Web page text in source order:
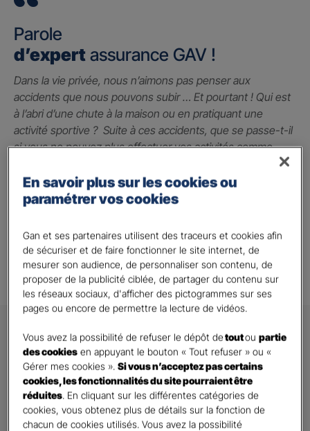
Parole
d’expert assurance GAV !
Dans la vie privée, nous n’aimons pas penser aux
accidents que nous pouvons subir … Et pourtant ! Qui est
à l’abri d’une chute à la maison ou en pratiquant une
activité sportive ? Suite à ces accidents, que se passe-t-il
si vous ne pouvez plus effectuer vos activités comme
contrat qui peut vous indemniser à hauteur du préjudice
subi grâce à un capital qui vous permet de faire face
Alison A.
DEMANDE DE DEVIS
Prenez 2 minutes pour remplir ce rapide questionnaire afin
que l’agence sélectionnée vous recontacte rapidement
pour finaliser l’étude précise de votre besoin
En savoir plus sur les cookies ou
paramétrer vos cookies
Gan et ses partenaires utilisent des traceurs et cookies afin
de sécuriser et de faire fonctionner le site internet, de
mesurer son audience, de personnaliser son contenu, de
proposer de la publicité ciblée, de partager du contenu sur
les réseaux sociaux, d'afficher des pictogrammes sur ses
pages ou encore de permettre la lecture de vidéos.
Vous avez la possibilité de refuser le dépôt detoutoupartie
des cookies en appuyant le bouton « Tout refuser » ou «
Gérer mes cookies ».Si vous n’acceptez pas certains
cookies, les fonctionnalités du site pourraient être
réduites. En cliquant sur les différentes catégories de
cookies, vous obtenez plus de détails sur la fonction de
chacun de cookies utilisés. Vous avez la possibilité